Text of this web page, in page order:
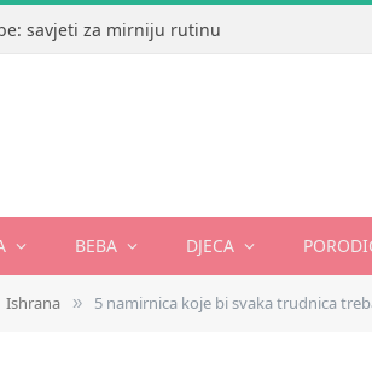
savjeti za mirniju rutinu
BEBA DJECA
Ishrana » 5 namirnica koje bi svaka trudnica